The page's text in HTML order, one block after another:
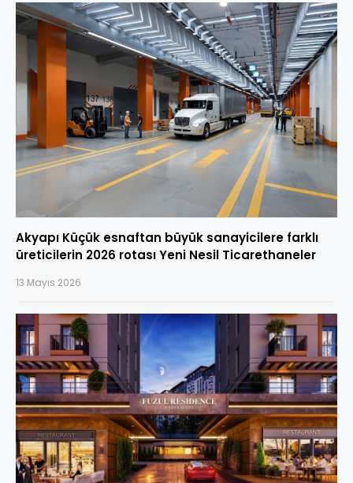
Akyapı Küçük esnaftan büyük sanayicilere farklı
üreticilerin 2026 rotası Yeni Nesil Ticarethaneler
13 Mayıs 2026